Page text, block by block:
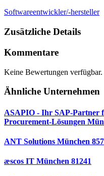
Softwareentwickler/-hersteller
Zusätzliche Details
Kommentare
Keine Bewertungen verfügbar.
Ähnliche Unternehmen
ASAPIO - Ihr SAP-Partner
Procurement-Lösungen
ANT Solutions München
æscos IT München 81241